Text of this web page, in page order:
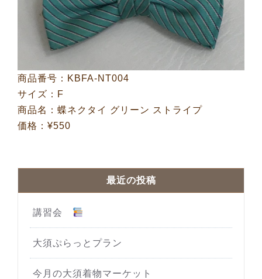
商品番号：KBFA-NT004
サイズ：F
商品名：蝶ネクタイ グリーン ストライプ
価格：¥550
最近の投稿
講習会
大須ぷらっとプラン
今月の大須着物マーケット